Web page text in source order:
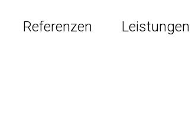
Referenzen Leistungen